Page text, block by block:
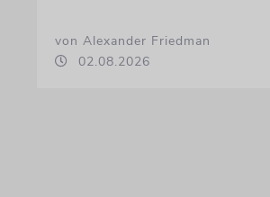
von Alexander Friedman
02.08.2026